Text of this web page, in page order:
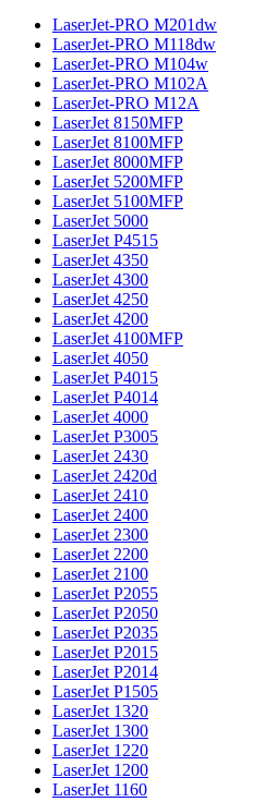
LaserJet-PRO M201dw
LaserJet-PRO M118dw
LaserJet-PRO M104w
LaserJet-PRO M102A
LaserJet-PRO M12A
LaserJet 8150MFP
LaserJet 8100MFP
LaserJet 8000MFP
LaserJet 5200MFP
LaserJet 5100MFP
LaserJet 5000
LaserJet P4515
LaserJet 4350
LaserJet 4300
LaserJet 4250
LaserJet 4200
LaserJet 4100MFP
LaserJet 4050
LaserJet P4015
LaserJet P4014
LaserJet 4000
LaserJet P3005
LaserJet 2430
LaserJet 2420d
LaserJet 2410
LaserJet 2400
LaserJet 2300
LaserJet 2200
LaserJet 2100
LaserJet P2055
LaserJet P2050
LaserJet P2035
LaserJet P2015
LaserJet P2014
LaserJet P1505
LaserJet 1320
LaserJet 1300
LaserJet 1220
LaserJet 1200
LaserJet 1160